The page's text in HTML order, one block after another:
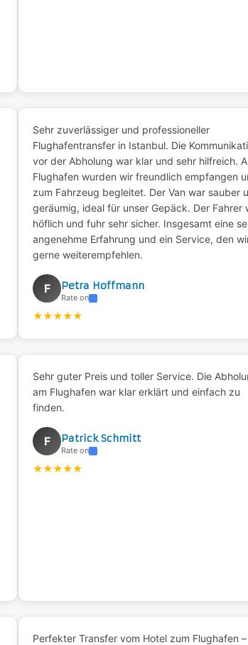
Sehr zuverlässiger und professioneller
Flughafentransfer in Istanbul. Die
vor der Abholung war klar und sehr hilfreich.
Flughafen wurden wir freundlich empfangen
zum Fahrzeug begleitet. Der Van war sauber
geräumig, ideal für unser Gepäck. Der Fahrer
höflich und fuhr sehr sicher. Insgesamt eine
angenehme Erfahrung und ein Service, den
gerne weiterempfehlen.
F Petra Hoffmann
Rate on
★★★★★
Sehr guter Preis und toller Service. Die
am Flughafen war klar erklärt und einfach zu
finden.
F Patrick Schmitt
Rate on
★★★★★
Perfekter Transfer vom Hotel zum Flughafen –